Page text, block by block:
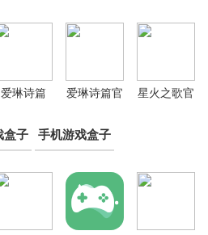
爱琳诗篇
0.1折版
爱琳诗篇官
方正版
星火之歌官
盒子 手机游戏盒子